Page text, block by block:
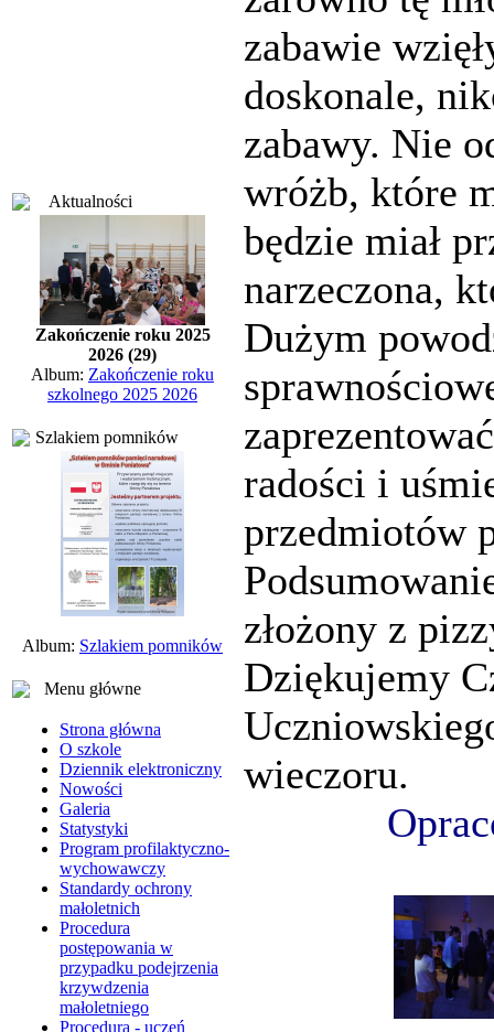
Aktualności
Zakończenie roku 2025
2026 (29)
Album: Zakończenie roku
szkolnego 2025 2026
Szlakiem pomników
Album: Szlakiem pomników
Menu główne
Strona główna
O szkole
Dziennik elektroniczny
Nowości
Galeria
Statystyki
Program profilaktyczno-
wychowawczy
Standardy ochrony
małoletnich
Procedura
postępowania w
przypadku podejrzenia
krzywdzenia
małoletniego
Procedura - uczeń
zabawie
doskonale,
zabawy. Nie
wróżb, które
będzie miał
narzeczona,
Dużym
radości i
przedmiotów
złożony z
Dziękujemy
wieczoru.